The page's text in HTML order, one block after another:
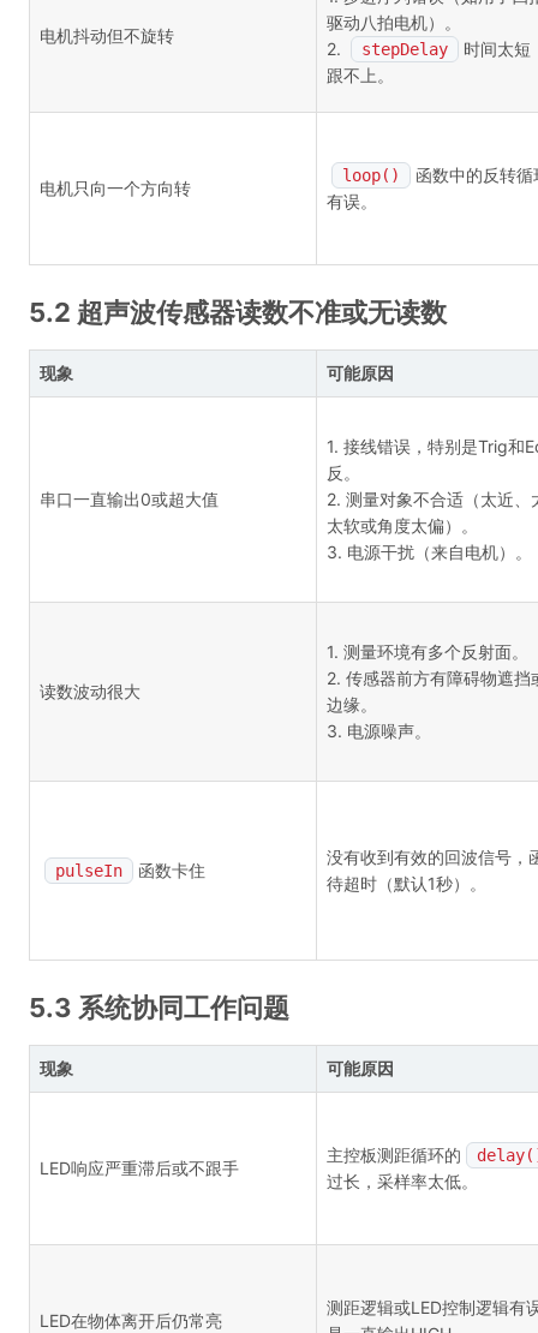
电机抖动但不旋转
驱动八拍电机）。
2.
stepDelay
时间太短
跟不上。
电机只向一个方向转
loop()
函数中的反转循
有误。
5.2 超声波传感器读数不准或无读数
现象 可能原因
串口一直输出0或超大值
1. 接线错误，特别是Trig和
反。
2. 测量对象不合适（太近、
太软或角度太偏）。
3. 电源干扰（来自电机）。
读数波动很大
1. 测量环境有多个反射面。
2. 传感器前方有障碍物遮挡
边缘。
3. 电源噪声。
pulseIn 函数卡住
没有收到有效的回波信号，
待超时（默认1秒）。
5.3 系统协同工作问题
现象 可能原因
LED响应严重滞后或不跟手
主控板测距循环的
过长，采样率太低。
LED在物体离开后仍常亮
测距逻辑或LED控制逻辑有